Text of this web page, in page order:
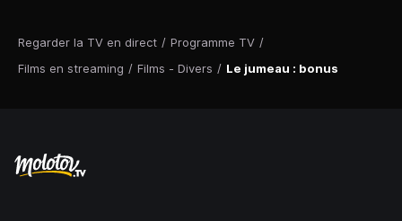
Regarder la TV en direct / Programme TV /
Films en streaming / Films - Divers / Le jumeau : bonus